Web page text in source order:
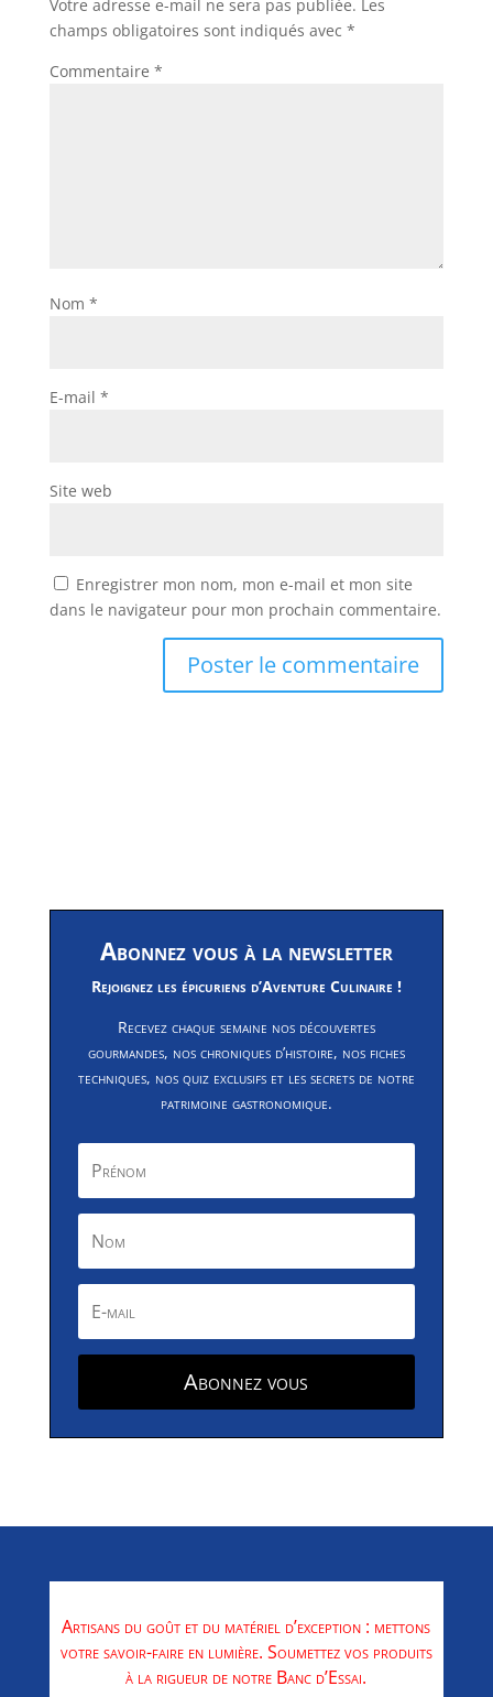
Votre adresse e-mail ne sera pas publiée. Les
champs obligatoires sont indiqués avec *
Commentaire *
Nom *
E-mail *
Site web
Enregistrer mon nom, mon e-mail et mon site
dans le navigateur pour mon prochain commentaire.
Abonnez vous à la newsletter
Rejoignez les épicuriens d’Aventure Culinaire !
Recevez chaque semaine nos découvertes
gourmandes, nos chroniques d’histoire, nos fiches
techniques, nos quiz exclusifs et les secrets de notre
patrimoine gastronomique.
Abonnez vous
Artisans du goût et du matériel d’exception : mettons
votre savoir-faire en lumière. Soumettez vos produits
à la rigueur de notre Banc d’Essai.